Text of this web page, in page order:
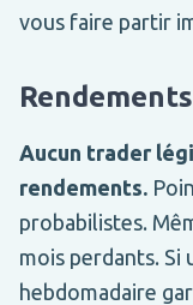
vous faire partir
Aucun trader
rendements.
probabilistes.
mois perdants. Si
hebdomadaire